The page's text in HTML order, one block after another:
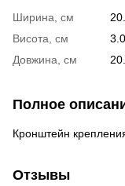
Ширина, см
Висота, см
3.0
Довжина, см
Полное
Кронштейн
Отзывы